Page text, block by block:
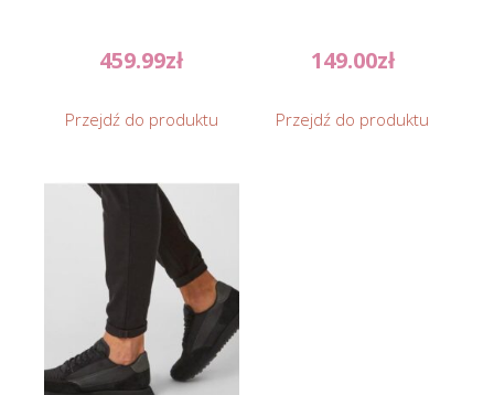
459.99zł
Przejdź do produktu
149.00zł
Przejdź do produktu